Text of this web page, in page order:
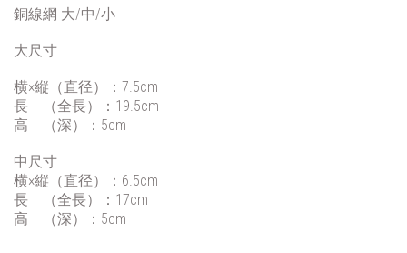
銅線網 大/中/小
大尺寸
横×縦（直径）：7.5cm
長 （全長）：19.5cm
高 （深）：5cm
中尺寸
横×縦（直径）：6.5cm
長 （全長）：17cm
高 （深）：5cm